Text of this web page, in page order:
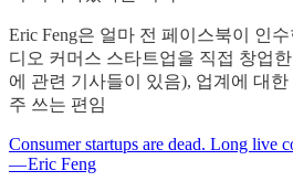
Eric Feng은 얼마 전 페이스북이 인수
디오 커머스 스타트업을 직접 창업
에 관련 기사들이 있음), 업계에 대
주 쓰는 편임
Consumer startups are dead. Long live
— Eric Feng